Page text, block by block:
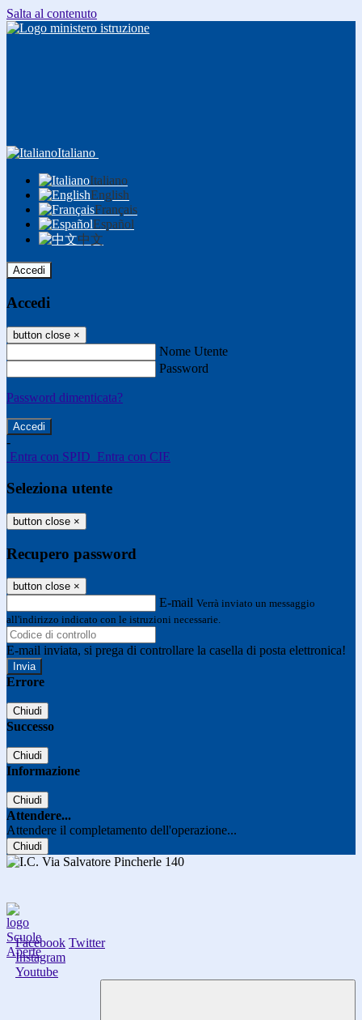
Salta al contenuto
Italiano
Italiano
English
Français
Español
中文
Accedi
Accedi
button close ×
Nome Utente
Password
Password dimenticata?
-
Entra con SPID Entra con CIE
Seleziona utente
button close ×
Recupero password
button close ×
E-mail Verrà inviato un messaggio
all'indirizzo indicato con le istruzioni necessarie.
E-mail inviata, si prega di controllare la casella di posta elettronica!
Errore
Chiudi
Successo
Chiudi
Informazione
Chiudi
Attendere...
Attendere il completamento dell'operazione...
Chiudi
Facebook Twitter
Instagram
Youtube